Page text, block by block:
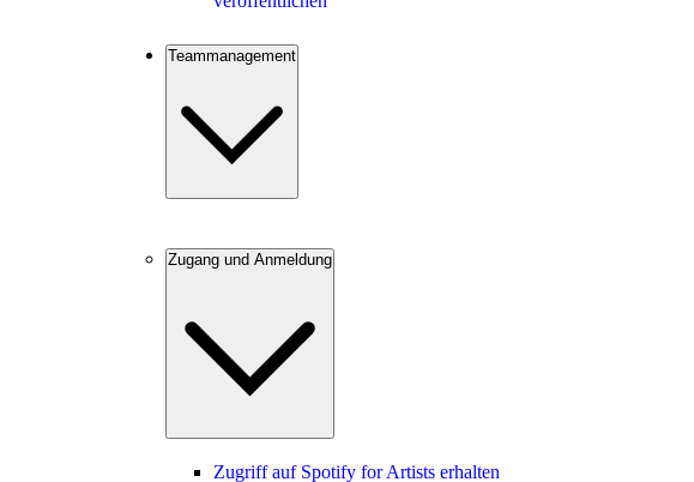
Teammanagement
Zugang und Anmeldung
Zugriff auf Spotify for Artists erhalten